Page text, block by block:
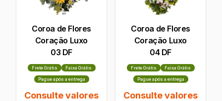
Coroa de Flores
Coração Luxo
03 DF
Frete Grátis Faixa Grátis
Pague após a entrega
Consulte valores
Coroa de Flores
Coração Luxo
04 DF
Frete Grátis Faixa Grátis
Pague após a entrega
Consulte valores